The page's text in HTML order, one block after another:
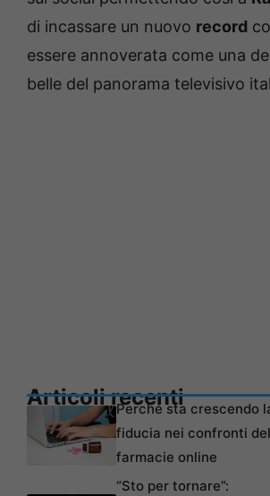
di incassare un nuovo record
essere annoverata come una
belle del panorama televisivo
Articoli recentiPerché sta crescendo
fiducia nei confronti
farmacie online
“Sto per tornare”: